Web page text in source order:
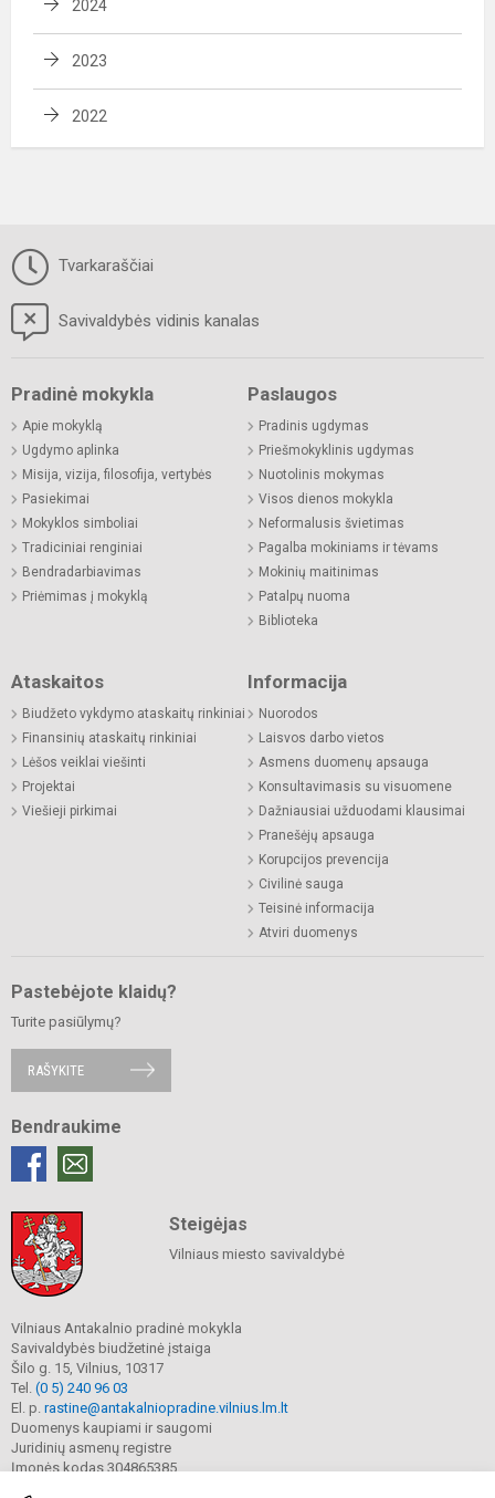
2024
2023
2022
Tvarkaraščiai
Savivaldybės vidinis kanalas
Pradinė mokykla
Apie mokyklą
Ugdymo aplinka
Misija, vizija, filosofija, vertybės
Pasiekimai
Mokyklos simboliai
Tradiciniai renginiai
Bendradarbiavimas
Priėmimas į mokyklą
Paslaugos
Pradinis ugdymas
Priešmokyklinis ugdymas
Nuotolinis mokymas
Visos dienos mokykla
Neformalusis švietimas
Pagalba mokiniams ir tėvams
Mokinių maitinimas
Patalpų nuoma
Biblioteka
Ataskaitos
Biudžeto vykdymo ataskaitų rinkiniai
Finansinių ataskaitų rinkiniai
Lėšos veiklai viešinti
Projektai
Viešieji pirkimai
Informacija
Nuorodos
Laisvos darbo vietos
Asmens duomenų apsauga
Konsultavimasis su visuomene
Dažniausiai užduodami klausimai
Pranešėjų apsauga
Korupcijos prevencija
Civilinė sauga
Teisinė informacija
Atviri duomenys
Pastebėjote klaidų?
Turite pasiūlymų?
RAŠYKITE
Bendraukime
Steigėjas
Vilniaus miesto savivaldybė
Vilniaus Antakalnio pradinė mokykla
Savivaldybės biudžetinė įstaiga
Šilo g. 15, Vilnius, 10317
Tel. (0 5) 240 96 03
El. p. rastine@antakalniopradine.vilnius.lm.lt
Duomenys kaupiami ir saugomi
Juridinių asmenų registre
Įmonės kodas 304865385